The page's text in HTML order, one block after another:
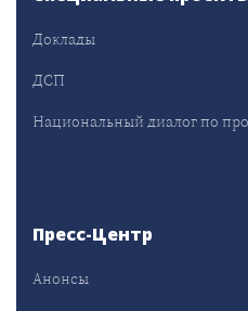
Доклады
ДСП
Национальный диалог по
Пресс-Центр
Анонсы